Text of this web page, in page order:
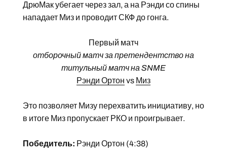
ДрюМак убегает через зал, а на Рэнди со спины
нападает Миз и проводит СКФ до гонга.
Первый матч
отборочный матч за претендентство на
титульный матч на SNME
Рэнди Ортон vs Миз
Это позволяет Мизу перехватить инициативу, но
в итоге Миз пропускает РКО и проигрывает.
Победитель: Рэнди Ортон (4:38)